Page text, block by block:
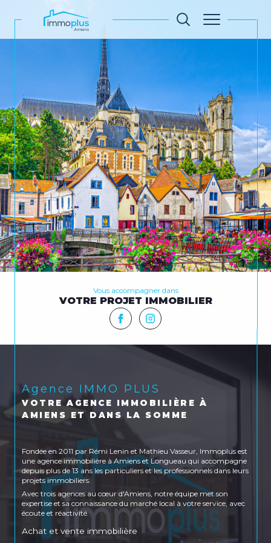
Vous accompagner dans
VOTRE PROJET IMMOBILIER
Agence IMMO PLUS
VOTRE AGENCE IMMOBILIÈRE À
AMIENS ET DANS LA SOMME
Fondée en 2011 par Rémi Lenin et Mathieu Vasseur, Immoplus est
une agence immobilière à Amiens et Longueau qui accompagne
depuis plus de 13 ans les particuliers et les professionnels dans leurs
projets immobiliers.
Avec trois agences au cœur d'Amiens, notre équipe met son
expertise et sa connaissance du marché local à votre service, avec
écoute et réactivité.
Achat et vente immobilière